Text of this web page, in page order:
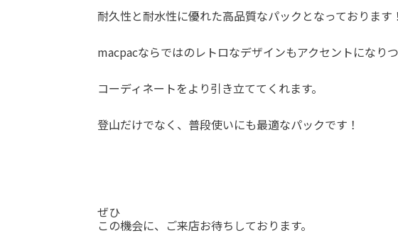
耐久性と耐水性に優れた高品質なパックとなっております！
macpacならではのレトロなデザインもアクセントになりつ
コーディネートをより引き立ててくれます。
登山だけでなく、普段使いにも最適なパックです！
ぜひ
この機会に、ご来店お待ちしております。